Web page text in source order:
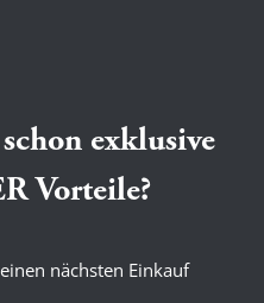
exklusive
Vorteile?
nächsten Einkauf